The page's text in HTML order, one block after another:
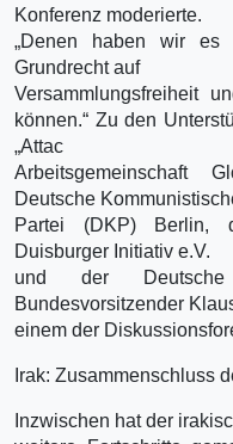
Konferenz moderierte.
„Denen haben wir
Grundrecht auf
Versammlungsfreiheit
können.“ Zu den
„Attac
Arbeitsgemeinschaft
Deutsche
Partei (DKP) Berlin,
Duisburger Initiativ e.V.
und der Deutsche
Bundesvorsitzender
einem der
Irak: Zusammenschluss
Inzwischen hat der